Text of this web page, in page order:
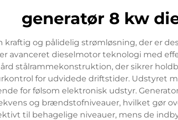
generatør 8 kw
og pålidelig strømløsning, der er
avanceret dieselmotor teknologi med
stålrammekonstruktion, der sikrer
for udvidede driftstider. Udstyret
for følsom elektronisk udstyr.
og brændstofniveauer, hvilket gør
til behagelige niveauer, mens de